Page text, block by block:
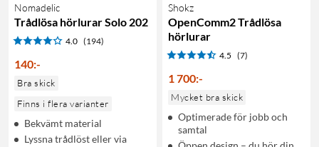
Nomadelic
Trådlösa hörlurar Solo 202
4.0 (194)
140:-
Bra skick
Finns i flera varianter
Bekvämt material
Lyssna trådlöst eller via
Shokz
OpenComm2 Trådlösa
hörlurar
4.5 (7)
1 700:-
Mycket bra skick
Optimerade för jobb och
samtal